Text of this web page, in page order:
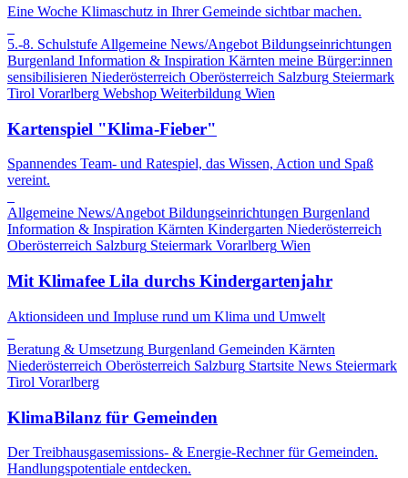
Eine Woche Klimaschutz in Ihrer Gemeinde sichtbar machen.
5.-8. Schulstufe Allgemeine News/Angebot Bildungseinrichtungen
Burgenland Information & Inspiration Kärnten meine Bürger:innen
sensibilisieren Niederösterreich Oberösterreich Salzburg Steiermark
Tirol Vorarlberg Webshop Weiterbildung Wien
Kartenspiel "Klima-Fieber"
Spannendes Team- und Ratespiel, das Wissen, Action und Spaß
vereint.
Allgemeine News/Angebot Bildungseinrichtungen Burgenland
Information & Inspiration Kärnten Kindergarten Niederösterreich
Oberösterreich Salzburg Steiermark Vorarlberg Wien
Mit Klimafee Lila durchs Kindergartenjahr
Aktionsideen und Impluse rund um Klima und Umwelt
Beratung & Umsetzung Burgenland Gemeinden Kärnten
Niederösterreich Oberösterreich Salzburg Startsite News Steiermark
Tirol Vorarlberg
KlimaBilanz für Gemeinden
Der Treibhausgasemissions- & Energie-Rechner für Gemeinden.
Handlungspotentiale entdecken.